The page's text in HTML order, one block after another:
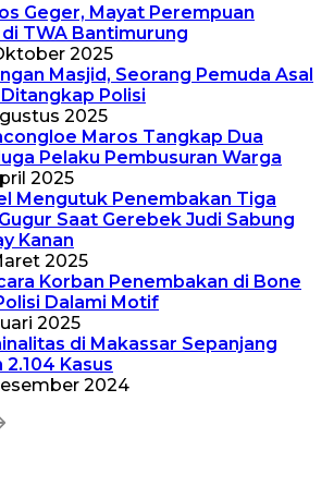
Geger, Mayat Perempuan
TWA Bantimurung
2025
Masjid, Seorang Pemuda Asal
Polisi
2025
Maros Tangkap Dua
Pelaku Pembusuran Warga
2025
Mengutuk Penembakan Tiga
Saat Gerebek Judi Sabung
Kanan
2025
Korban Penembakan di Bone
Dalami Motif
2025
di Makassar Sepanjang
Kasus
2024